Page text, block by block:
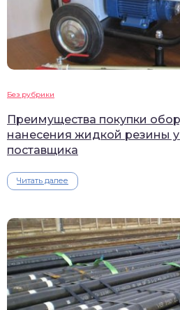
Без рубрики
Преимущества покупки
нанесения жидкой резины
поставщика
Читать далее